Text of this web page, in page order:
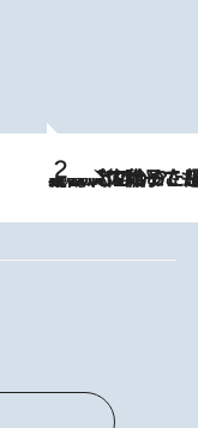
2026.8.5
【阿川佐和子さんの年とる力】なぜ70代で始めた趣味は“こんなに楽しい”のか？ ピアノ、俳句…スランプに陥っても続けられる“ある秘訣”とは